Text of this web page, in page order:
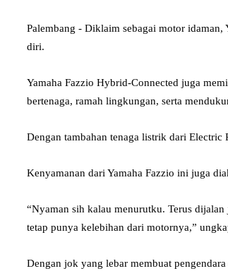
Palembang - Diklaim sebagai motor
diri.
Yamaha Fazzio Hybrid-Connected juga
bertenaga, ramah lingkungan, serta
Dengan tambahan tenaga listrik dari Electric
Kenyamanan dari Yamaha Fazzio ini juga
“Nyaman sih kalau menurutku. Terus
tetap punya kelebihan dari motornya,”
Dengan jok yang lebar membuat